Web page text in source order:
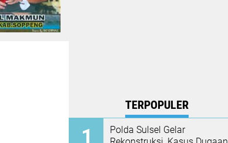
TERPOPULER
Polda Sulsel Gelar